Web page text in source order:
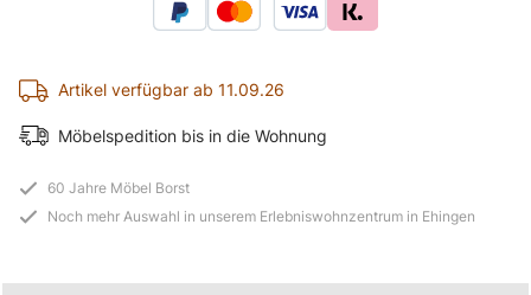
Artikel verfügbar ab 11.09.26
Möbelspedition bis in die Wohnung
60 Jahre Möbel Borst
Noch mehr Auswahl in unserem Erlebniswohnzentrum in Ehingen